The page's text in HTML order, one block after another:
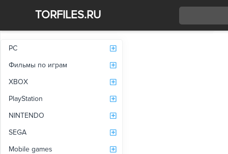
TORFILES.RU
PC
Фильмы по играм
XBOX
PlayStation
NINTENDO
SEGA
Mobile games